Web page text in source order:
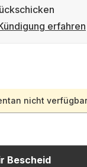
erfahren
nicht
Bescheid